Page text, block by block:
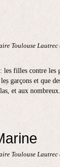
Toulouse Lautrec
filles contre les
garçons et que
et aux
Toulouse Lautrec